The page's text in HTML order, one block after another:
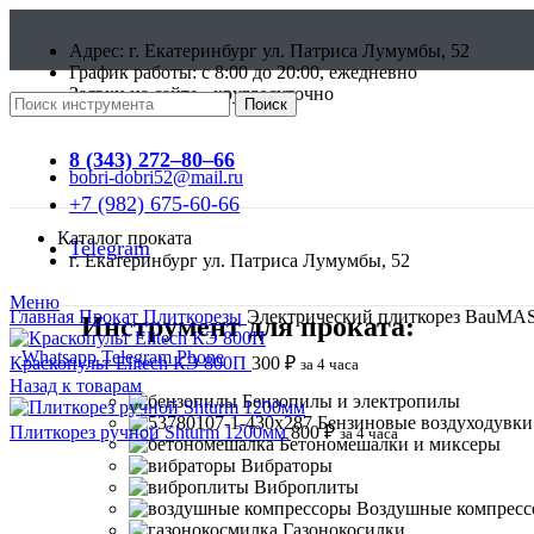
Адрес: г. Екатеринбург ул. Патриса Лумумбы, 52
График работы: c 8:00 до 20:00, ежедневно
Заявки на сайте - круглосуточно
bobri-dobri52@mail.ru
г. Екатеринбург ул. Патриса Лумумбы, 52
Поиск
8 (343) 272–80–66
+7 (982) 675-60-66
Telegram
Меню
Whatsapp Telegram Phone
Каталог проката
Инструмент для проката:
Бензопилы и электропилы
Бензиновые воздуходувки
Бетономешалки и миксеры
Вибраторы
Виброплиты
Воздушные
Главная Прокат Плиткорезы Электрический плиткорез
Краскопульт Elitech КЭ 800П 300 ₽ за 4 часа
Назад к товарам
Плиткорез ручной Shturm 1200мм800₽ за 4 часа
Нажмите, чтобы увеличить